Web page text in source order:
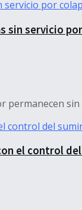
sin servicio
permanecen
el control